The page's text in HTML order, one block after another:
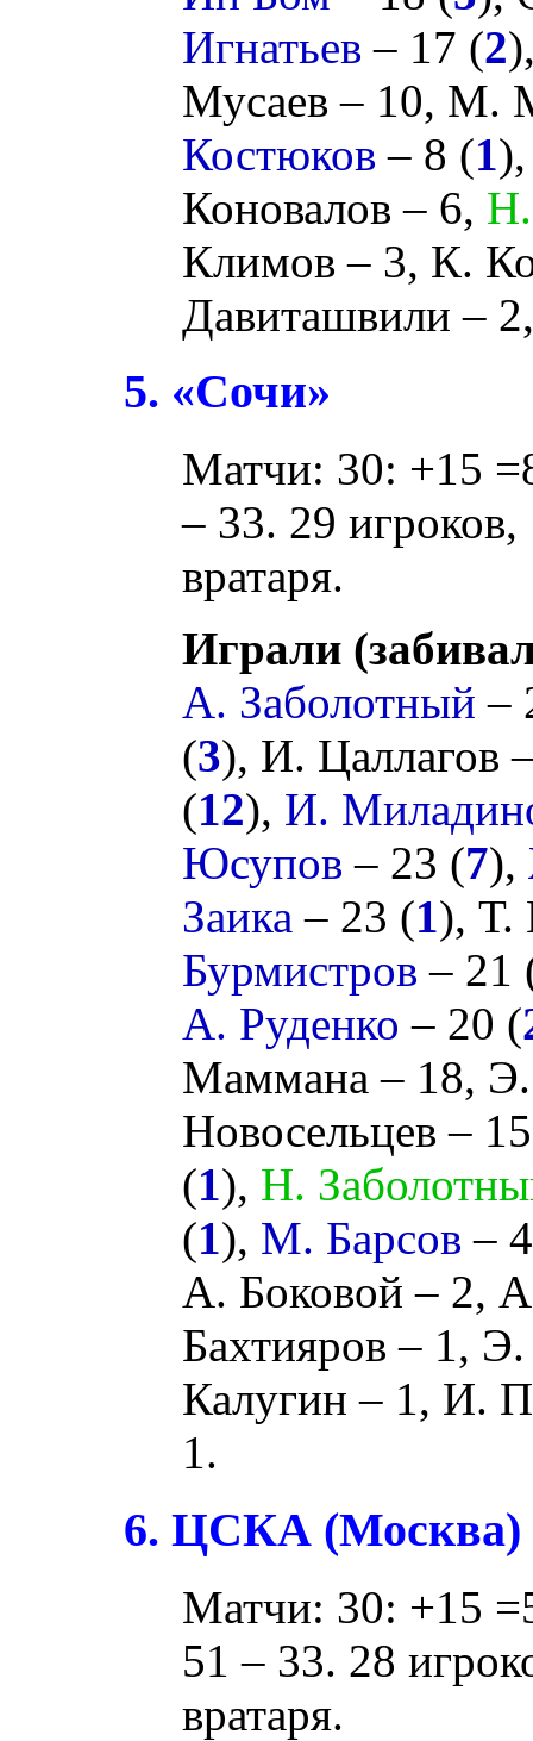
Игнатьев – 17 (2
Мусаев – 10, М.
Костюков – 8 (1
Коновалов – 6,
Климов – 3, К.
Давиташвили –
5. «Сочи»
Матчи: 30: +15
– 33. 29
вратаря.
Играли
А. Заболотный –
(3), И. Цаллагов
(12), И.
Юсупов – 23 (7),
Заика – 23 (1), Т.
Бурмистров – 21
А. Руденко – 20 (
Маммана – 18,
Новосельцев –
(1), Н.
(1), М. Барсов –
А. Боковой – 2,
Бахтияров – 1, Э.
Калугин – 1, И.
1.
6. ЦСКА (Москва)
Матчи: 30: +15
51 – 33. 28
вратаря.